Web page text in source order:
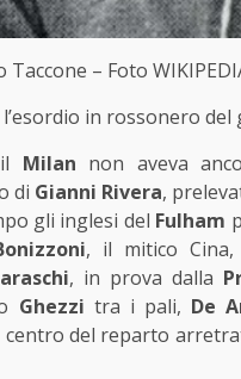
Taccone – Foto
in rossonero del
Milan non aveva
di Gianni Rivera,
gli inglesi del Fulham
, il mitico
, in prova dalla
Ghezzi tra i pali, De
centro del reparto